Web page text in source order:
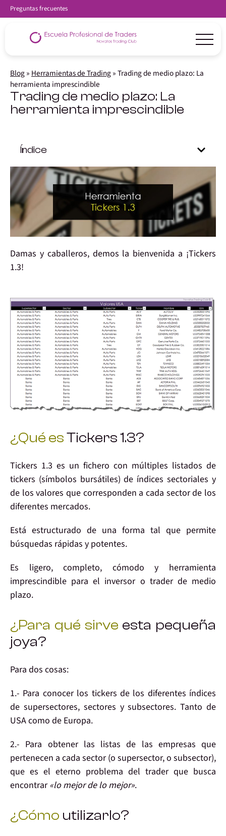
Preguntas frecuentes
Blog» Herramientas de Trading»Trading de medio plazo: La
herramienta imprescindible
Trading de medio plazo: La
herramienta imprescindible
Índice
Damas y caballeros, demos la bienvenida a ¡Tickers
1.3!
¿Qué esTickers 1.3?
Tickers 1.3 es un fichero con múltiples listados de
tickers (símbolos bursátiles) de índices sectoriales y
de los valores que corresponden a cada sectorde los
diferentes mercados.
Está estructurado de una forma tal que permite
búsquedas rápidas y potentes.
Es ligero,completo, cómodo y herramienta
imprescindible para el inversor o trader de medio
plazo.
¿Para qué sirve esta pequeña
joya?
Para dos cosas:
1.- Para conocerlos tickers de los diferentes índices
de supersectores, sectores y subsectores. Tanto de
USA como de Europa.
2.- Para obtener las listas de las empresas que
pertenecen a cada sector(o supersector, o subsector),
que es el eterno problema del trader que busca
encontrar «lo mejor de lo mejor».
¿Cómo utilizarlo?